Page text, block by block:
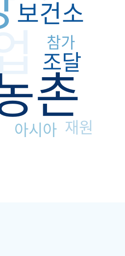
촌
보건소
조달
아시아
참가
재원